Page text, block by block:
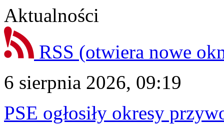
Aktualności
RSS (otwiera nowe
6 sierpnia 2026, 09:19
PSE ogłosiły okresy